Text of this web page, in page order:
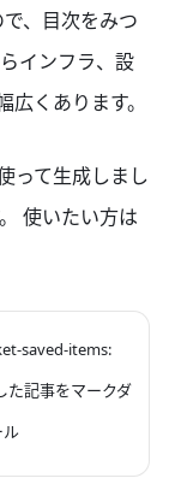
、目次をみつ
インフラ、設
くあります。
って生成しまし
使いたい方は
saved-items:
た記事をマークダ